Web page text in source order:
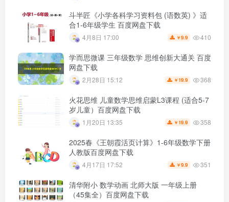
斗半匠《小学各科学习资料包 (语数英) 》适
合1-6年级学生 百度网盘下载
4月8日 17:00 ￥9.9 410
学而思微课 三年级数学 思维创新大通关 百度
网盘下载
2月28日 15:12 ￥ 19.9 368
火花思维 儿童数学思维启蒙L3课程 (适合5-7
岁儿童）百度网盘下载
1月20日 13:35 ￥ 19.9 358
2025春《王朝霞活页计算》1-6年级数学下册
人教版百度网盘下载
4月17日 17:52 ￥9.9 351
清华附小 数学动画 北师大版 一年级上册
（45集全）百度网盘下载